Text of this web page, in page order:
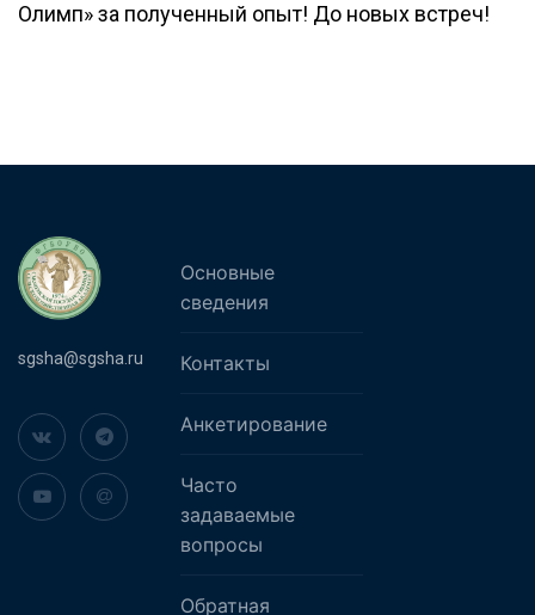
Олимп» за полученный опыт! До новых встреч!
sgsha@sgsha.ru
Основные
сведения
Контакты
Анкетирование
Часто
задаваемые
вопросы
Обратная